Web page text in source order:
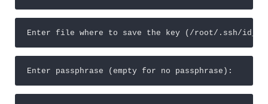
Enter file where to save the key (/root/.ssh/
Enter passphrase (empty for no passphrase):